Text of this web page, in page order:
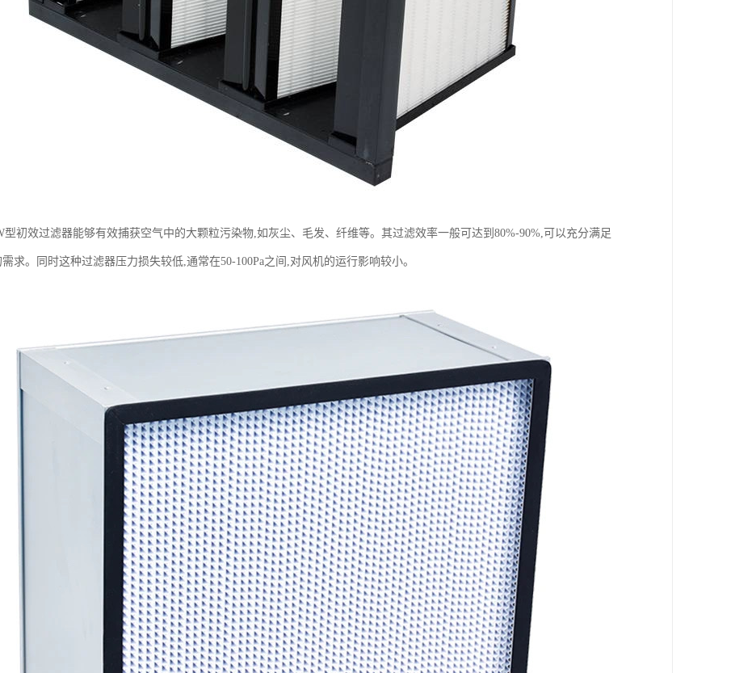
型初效过滤器能够有效捕获空气中的大颗粒污染物,如灰尘、毛发、纤维等。其过滤效率一般可达到80%-90%,可以充分满足
求。同时这种过滤器压力损失较低,通常在50-100Pa之间,对风机的运行影响较小。